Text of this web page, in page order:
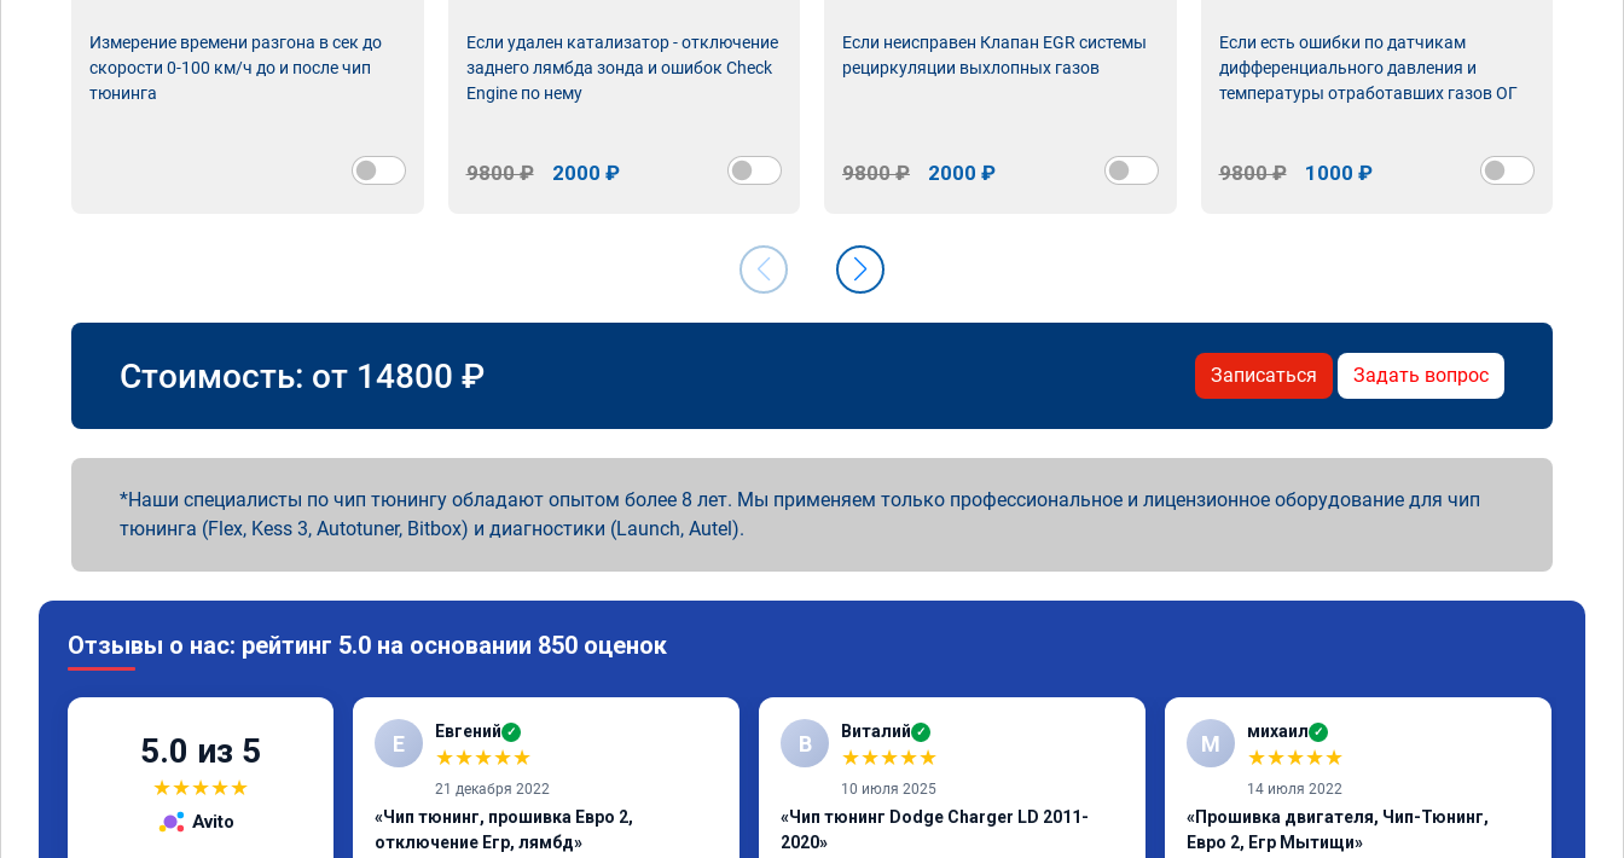
Измерение времени разгона в сек до
скорости 0-100 км/ч до и после чип
тюнинга
Если удален катализатор - отключение
заднего лямбда зонда и ошибок Check
Engine по нему
9800 ₽ 2000 ₽
Если неисправен Клапан EGR системы
рециркуляции выхлопных газов
9800 ₽ 2000 ₽
Если есть ошибки по датчикам
дифференциального давления и
температуры отработавших газов ОГ
9800 ₽ 1000 ₽
Стоимость: от 14800 ₽ Записаться Задать вопрос
Наши специалисты по чип тюнингу обладают опытом более 8 лет. Мы применяем только профессиональное и лицензионное оборудование для чип
тюнинга (Flex, Kess 3, Autotuner, Bitbox) и диагностики (Launch, Autel).
Отзывы о нас: рейтинг 5.0 на основании 850 оценок
5.0 из 5
★★★★★
Avito
Е Евгений ✓
★★★★★
21 декабря 2022
«Чип тюнинг, прошивка Евро 2,
отключение Егр, лямбд»
В Виталий ✓
★★★★★
10 июля 2025
«Чип тюнинг Dodge Charger LD 2011-
2020»
М михаил ✓
★★★★★
14 июля 2022
«Прошивка двигателя, Чип-Тюнинг,
Евро 2, Егр Мытищи»